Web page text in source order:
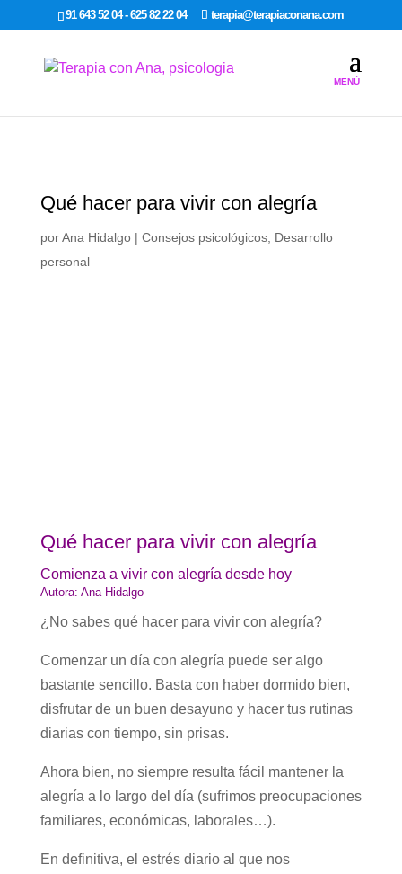
google-site-verification: google7dcda757e565a307.html
91 643 52 04 - 625 82 22 04 terapia@terapiaconana.com
Qué hacer para vivir con alegría
porAna Hidalgo| Consejos psicológicos, Desarrollo
personal
Qué hacer para vivir con alegría
Comienza a vivir con alegría desde hoy
Autora: Ana Hidalgo
¿No sabes qué hacer para vivir con alegría?
Comenzar un día con alegría puede ser algo
bastante sencillo. Basta con haber dormido bien,
disfrutar de un buen desayuno y hacer tus rutinas
diarias con tiempo, sin prisas.
Ahora bien, no siempre resulta fácil mantener la
alegría a lo largo del día (sufrimos preocupaciones
familiares, económicas, laborales…).
En definitiva, el estrés diario al que nos